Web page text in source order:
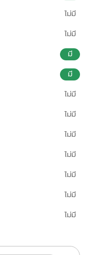
ไม่มี
ไม่มี
มี
มี
ไม่มี
ไม่มี
ไม่มี
ไม่มี
ไม่มี
ไม่มี
ไม่มี